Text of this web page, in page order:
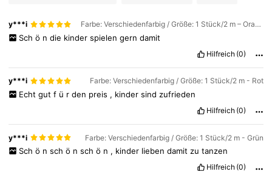
y***i Farbe: Verschiedenfarbig / Größe: 1 Stück/2 m – Orange
Sch ö n die kinder spielen gern damit
Hilfreich (0)
y***i Farbe: Verschiedenfarbig / Größe: 1 Stück/2 m - Rot
Echt gut f ü r den preis , kinder sind zufrieden
Hilfreich (0)
y***i Farbe: Verschiedenfarbig / Größe: 1 Stück/2 m - Grün
Sch ö n sch ö n sch ö n , kinder lieben damit zu tanzen
Hilfreich (0)